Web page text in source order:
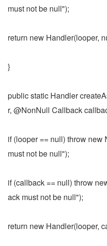
must not be null");
return new Handler(looper,
}
public static Handler
r, @NonNull Callback
if (looper == null) throw
must not be null");
if (callback == null) throw
ack must not be null");
return new Handler(looper,